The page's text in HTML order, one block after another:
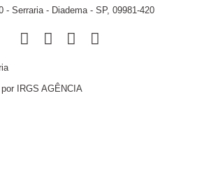
- Serraria - Diadema - SP, 09981-420
IRGS AGÊNCIA